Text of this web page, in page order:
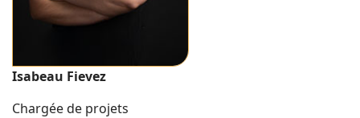
Isabeau Fievez
Chargée de projets